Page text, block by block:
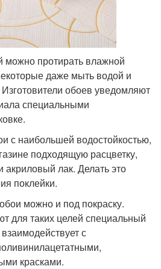
можно протирать влажной
даже мыть водой и
обоев уведомляют
специальными
с наибольшей водостойкостью,
подходящую расцветку,
акриловый лак. Делать это
поклейки.
можно и под покраску.
для таких целей специальный
с
красками.